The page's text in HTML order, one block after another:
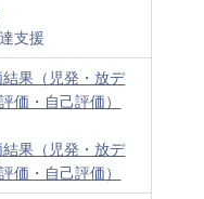
支援
果（児発・放デ
価・自己評価）
果（児発・放デ
価・自己評価）